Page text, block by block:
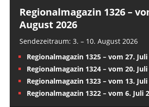
Regionalmagazin 1326 –
August 2026
Sendezeitraum: 3. – 10. August 2026
Regionalmagazin 1325 – vom 27. Juli
Regionalmagazin 1324 – vom 20. Juli
Regionalmagazin 1323 – vom 13. Juli
Regionalmagazin 1322 – vom 6. Juli